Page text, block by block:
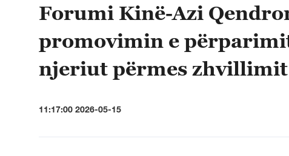
Forumi Kinë-Azi
promovimin e
njeriut përmes
11:17:00 2026-05-15